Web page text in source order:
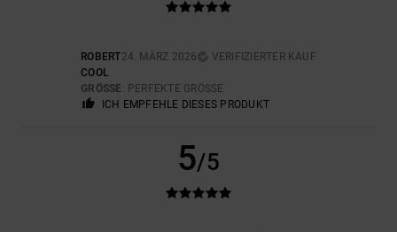
ROBERT24. MÄRZ 2026
VERIFIZIERTER KAUF
COOL
GRÖSSE
: PERFEKTE GRÖSSE
ICH EMPFEHLE DIESES PRODUKT
5/5